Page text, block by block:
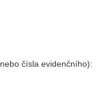
čísla evidenčního):